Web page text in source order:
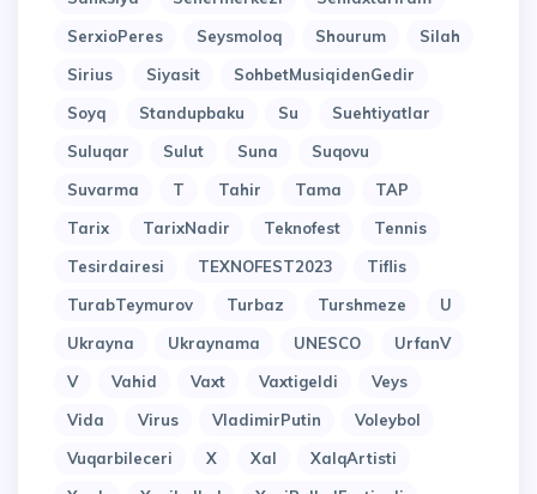
SerxioPeres
Seysmoloq Shourum
Silah
Sirius
Siyasit
SohbetMusiqidenGedir
Soyq
Standupbaku Su
Suehtiyatlar
Suluqar
Sulut Suna
Suqovu
Suvarma
T Tahir Tama
TAP
Tarix
TarixNadir Teknofest
Tennis
Tesirdairesi
TEXNOFEST2023
Tiflis
TurabTeymurov
Turbaz Turshmeze
U
Ukrayna
Ukraynama UNESCO
UrfanV
V
Vahid Vaxt Vaxtigeldi
Veys
Vida
Virus VladimirPutin
Voleybol
Vuqarbileceri
X Xal
XalqArtisti